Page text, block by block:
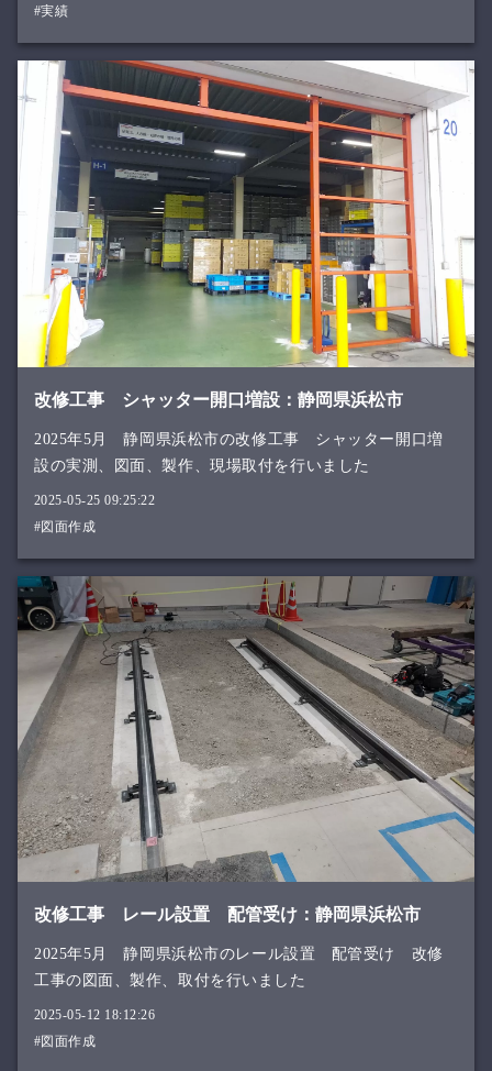
#実績
改修工事 シャッター開口増設：静岡県浜松市
2025年5月 静岡県浜松市の改修工事 シャッター開口増
設の実測、図面、製作、現場取付を行いました
2025-05-25 09:25:22
#図面作成
改修工事 レール設置 配管受け：静岡県浜松市
2025年5月 静岡県浜松市のレール設置 配管受け 改修
工事の図面、製作、取付を行いました
2025-05-12 18:12:26
#図面作成